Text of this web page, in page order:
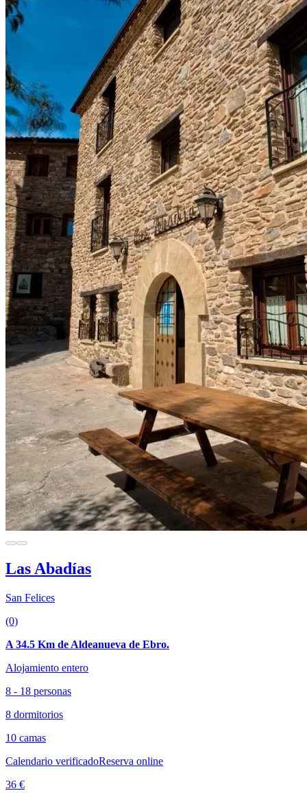
Las Abadías
San Felices
(0)
A 34.5 Km de Aldeanueva de Ebro.
Alojamiento entero
8 - 18 personas
8 dormitorios
10 camas
Calendario verificadoReserva online
36 €